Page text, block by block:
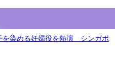
を染める妊婦役を熱演 シンガポ